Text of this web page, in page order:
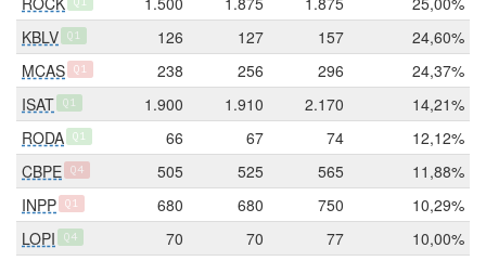
KBLV
Q1 126 127 157
24,60%
MCAS
Q1 238 256 296
24,37%
ISAT
Q1 1.900 1.910 2.170
14,21%
RODA
Q1 66 67 74
12,12%
CBPE
Q4 505 525 565
11,88%
INPP
Q1 680 680 750
10,29%
LOPI
Q4 70 70 77
10,00%